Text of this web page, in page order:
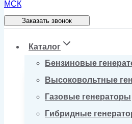
Заказать звонок
Каталог
Бензиновые
Высоковольтные
Газовые генераторы
Гибридные